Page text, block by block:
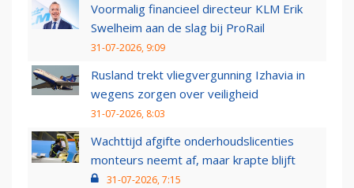
Voormalig financieel directeur KLM Erik
Swelheim aan de slag bij ProRail
31-07-2026, 9:09
Rusland trekt vliegvergunning Izhavia in
wegens zorgen over veiligheid
31-07-2026, 8:03
Wachttijd afgifte onderhoudslicenties
monteurs neemt af, maar krapte blijft
31-07-2026, 7:15